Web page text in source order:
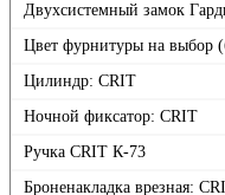
Двухсистемный замок
Цвет фурнитуры на выбор
Цилиндр: CRIT
Ночной фиксатор: CRIT
Ручка CRIT К-73
Броненакладка врезная: